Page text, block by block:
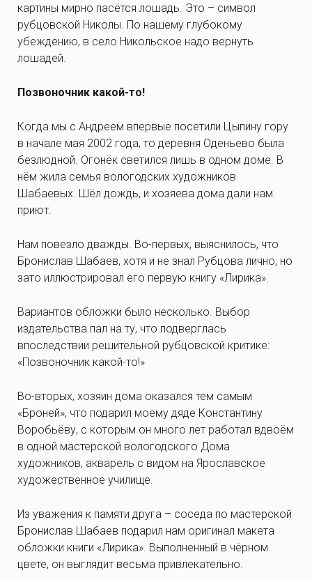
картины мирно пасётся лошадь. Это – символ
рубцовской Николы. По нашему глубокому
убеждению, в село Никольское надо вернуть
лошадей.
Позвоночник какой-то!
Когда мы с Андреем впервые посетили Цыпину гору
в начале мая 2002 года, то деревня Оденьево была
безлюдной. Огонёк светился лишь в одном доме. В
нём жила семья вологодских художников
Шабаевых. Шёл дождь, и хозяева дома дали нам
приют.
Нам повезло дважды. Во-первых, выяснилось, что
Бронислав Шабаев, хотя и не знал Рубцова лично, но
зато иллюстрировал его первую книгу «Лирика».
Вариантов обложки было несколько. Выбор
издательства пал на ту, что подверглась
впоследствии решительной рубцовской критике:
«Позвоночник какой-то!»
Во-вторых, хозяин дома оказался тем самым
«Броней», что подарил моему дяде Константину
Воробьёву, с которым он много лет работал вдвоём
в одной мастерской вологодского Дома
художников, акварель с видом на Ярославское
художественное училище.
Из уважения к памяти друга – соседа по мастерской
Бронислав Шабаев подарил нам оригинал макета
обложки книги «Лирика». Выполненный в чёрном
цвете, он выглядит весьма привлекательно.